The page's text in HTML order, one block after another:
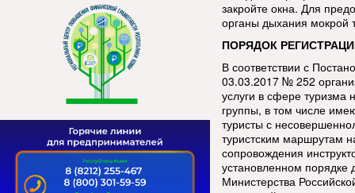
закройте окна. Для
органы дыхания мокрой
ПОРЯДОК
В соответствии с
03.03.2017 № 252
услуги в сфере туризма
группы, в том числе
туристы с
туристским маршрутам
сопровождения
установленном
Министерства